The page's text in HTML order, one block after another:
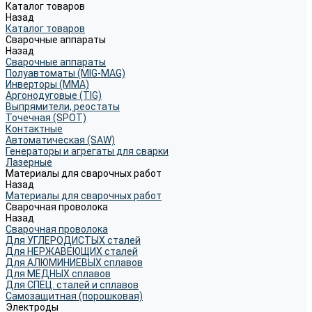
Каталог товаров
Назад
Каталог товаров
Сварочные аппараты
Назад
Сварочные аппараты
Полуавтоматы (MIG-MAG)
Инверторы (MMA)
Аргонодуговые (TIG)
Выпрямители, реостаты
Точечная (SPOT)
Контактные
Автоматическая (SAW)
Генераторы и агрегаты для сварки
Лазерные
Материалы для сварочных работ
Назад
Материалы для сварочных работ
Сварочная проволока
Назад
Сварочная проволока
Для УГЛЕРОДИСТЫХ сталей
Для НЕРЖАВЕЮЩИХ сталей
Для АЛЮМИНИЕВЫХ сплавов
Для МЕДНЫХ сплавов
Для СПЕЦ. сталей и сплавов
Самозащитная (порошковая)
Электроды